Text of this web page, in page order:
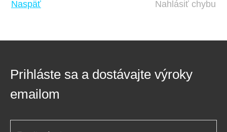
Naspäť Nahlásiť chybu
Prihláste sa a dostávajte výroky
emailom